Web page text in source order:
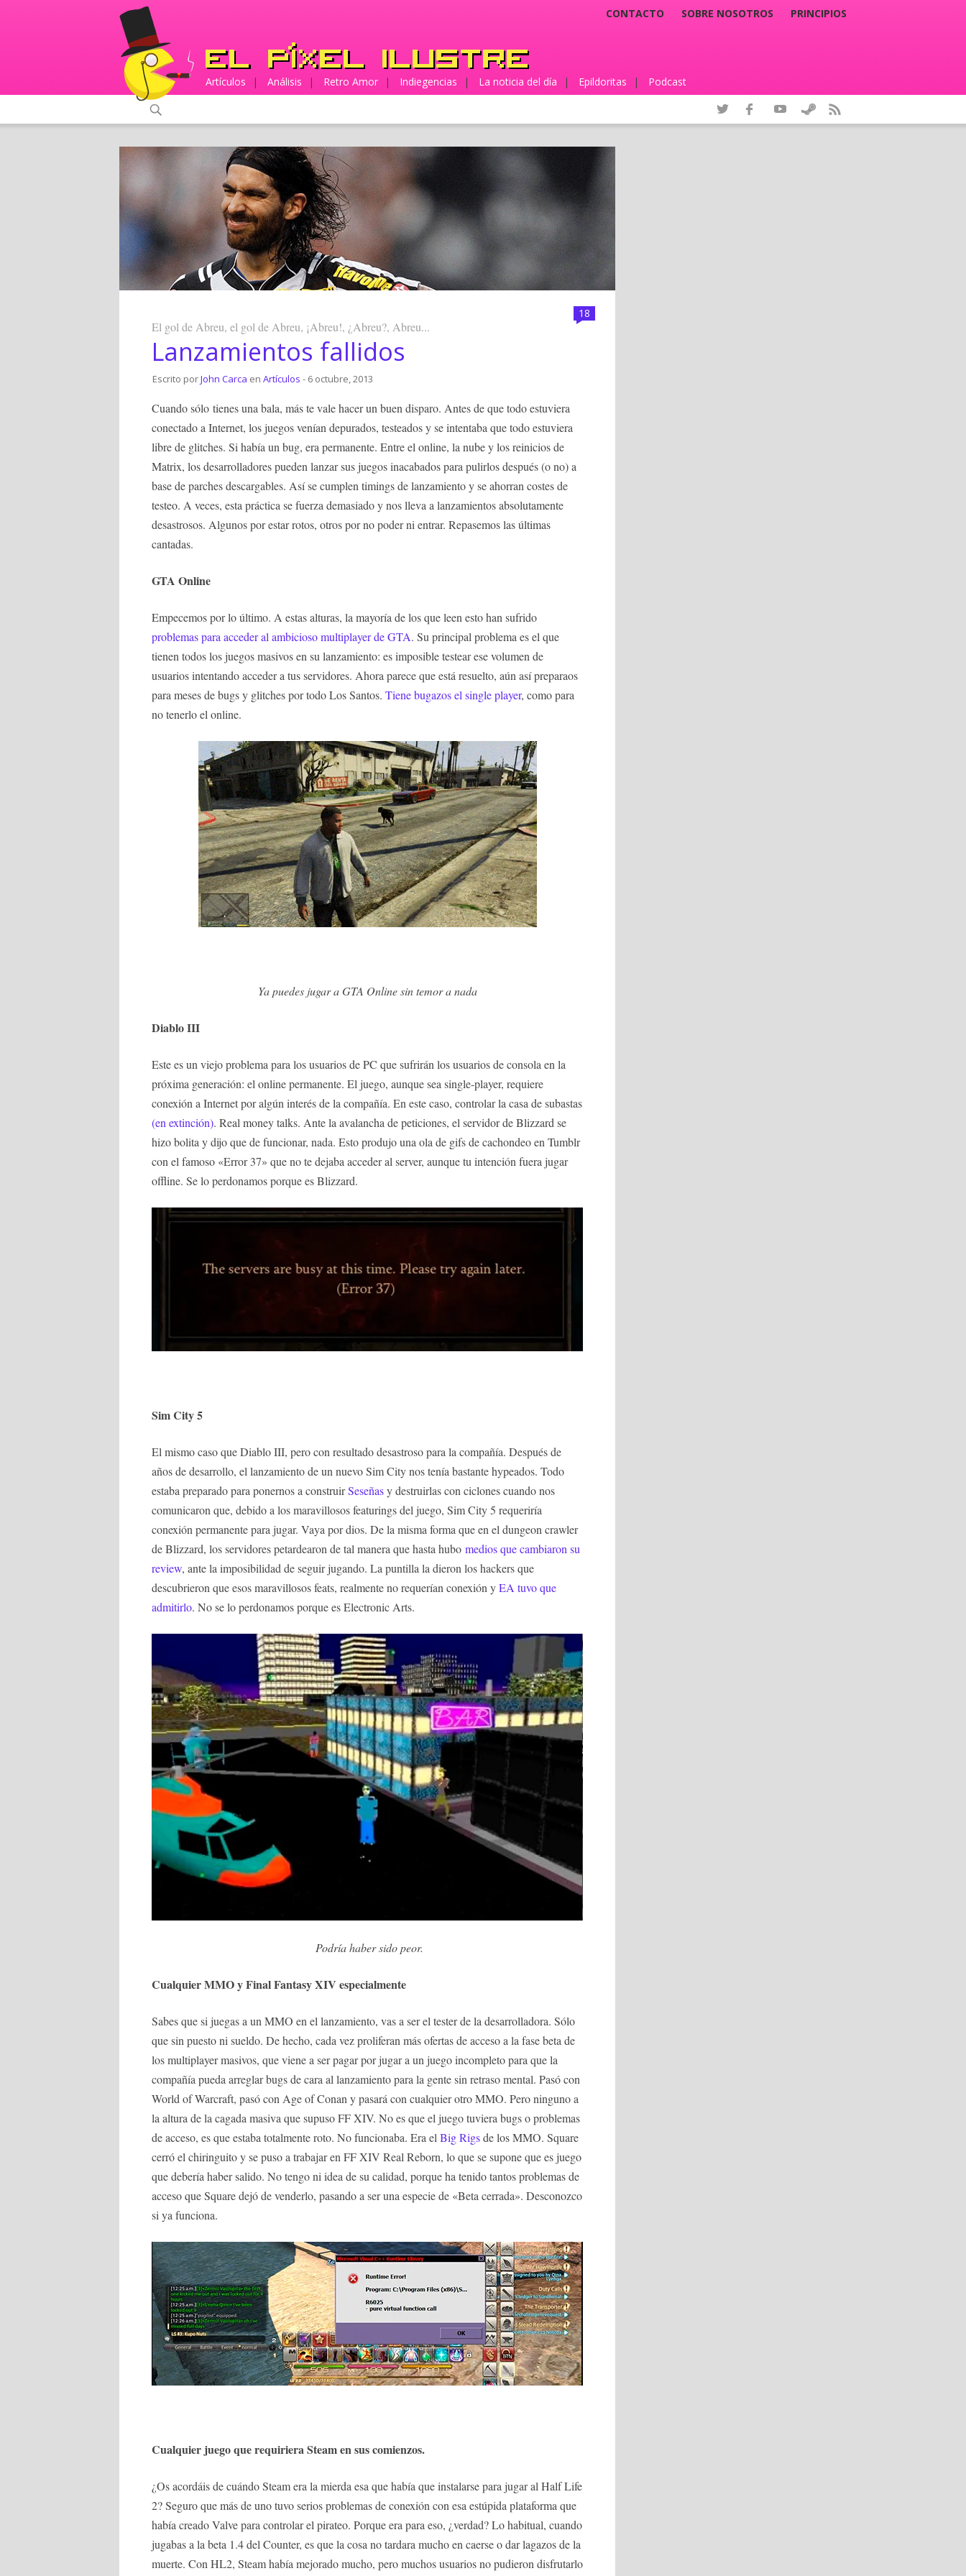
CONTACTO SOBRE NOSOTROS PRINCIPIOS
Artículos | Análisis | Retro Amor | Indiegencias | La noticia del día | Epildoritas | Podcast
18
El gol de Abreu, el gol de Abreu, ¡Abreu!, ¿Abreu?, Abreu...
Lanzamientos fallidos
Escrito porJohn Carca en Artículos - 6 octubre, 2013
Cuando sólo tienes una bala, más te vale hacer un buen disparo. Antes de que todo estuviera
conectado a Internet, los juegos venían depurados, testeados y se intentaba que todo estuviera
libre de glitches. Si había un bug, era permanente. Entre el online, la nube y los reinicios de
Matrix, los desarrolladores pueden lanzar sus juegos inacabados para pulirlos después (o no) a
base de parches descargables. Así se cumplen timings de lanzamiento y se ahorran costes de
testeo. A veces, esta práctica se fuerza demasiado y nos lleva a lanzamientos absolutamente
desastrosos. Algunos por estar rotos, otros por no poder ni entrar. Repasemos las últimas
cantadas.
GTA Online
Empecemos por lo último. A estas alturas, la mayoría de los que leen esto han sufrido
problemas para acceder al ambicioso multiplayer de GTA. Su principal problema es el que
tienen todos los juegos masivos en su lanzamiento: es imposible testear ese volumen de
usuarios intentando acceder a tus servidores. Ahora parece que está resuelto, aún así preparaos
para meses de bugs y glitches por todo Los Santos. Tiene bugazos el single player, como para
no tenerlo el online.
Ya puedes jugar a GTA Online sin temor a nada
Diablo III
Este es un viejo problema para los usuarios de PC que sufrirán los usuarios de consola en la
próxima generación: el online permanente. El juego, aunque sea single-player, requiere
conexión a Internet por algún interés de la compañía. En este caso, controlar la casa de subastas
(en extinción). Real money talks. Ante la avalancha de peticiones, el servidor de Blizzard se
hizo bolita y dijo que de funcionar, nada. Esto produjo una ola de gifs de cachondeo en Tumblr
con el famoso «Error 37» que no te dejaba acceder al server, aunque tu intención fuera jugar
offline. Se lo perdonamos porque es Blizzard.
Sim City 5
El mismo caso que Diablo III, pero con resultado desastroso para la compañía. Después de
años de desarrollo, el lanzamiento de un nuevo Sim City nos tenía bastante hypeados. Todo
estaba preparado para ponernos a construirSeseñasy destruirlas con ciclones cuando nos
comunicaron que, debido a los maravillosos featurings del juego, Sim City 5 requeriría
conexión permanente para jugar. Vaya por dios. De la misma forma que en el dungeon crawler
de Blizzard, los servidores petardearon de tal manera que hasta hubo medios que cambiaron su
review, ante la imposibilidad de seguir jugando. La puntilla la dieron los hackers que
descubrieron que esos maravillosos feats, realmente no requerían conexión yEA tuvo que
admitirlo. No se lo perdonamos porque es Electronic Arts.
Podría haber sido peor.
Cualquier MMO y Final Fantasy XIV especialmente
Sabes que si juegas a un MMO en el lanzamiento, vas a ser el tester de la desarrolladora. Sólo
que sin puesto ni sueldo. De hecho, cada vez proliferan más ofertas de acceso a la fase beta de
los multiplayer masivos, que viene a ser pagar por jugar a un juego incompleto para que la
compañía pueda arreglar bugs de cara al lanzamiento para la gente sin retraso mental. Pasó con
World of Warcraft, pasó con Age of Conan y pasará con cualquier otro MMO. Pero ninguno a
la altura de la cagada masiva que supuso FF XIV. No es que el juego tuviera bugs o problemas
de acceso, es que estaba totalmente roto. No funcionaba. Era elBig Rigsde los MMO. Square
cerró el chiringuito y se puso a trabajar en FF XIV Real Reborn, lo que se supone que es juego
que debería haber salido. No tengo ni idea de su calidad, porque ha tenido tantos problemas de
acceso que Square dejó de venderlo, pasando a ser una especie de «Beta cerrada». Desconozco
si ya funciona.
Cualquier juego que requiriera Steam en sus comienzos.
¿Os acordáis de cuándo Steam era la mierda esa que había que instalarse para jugar al Half Life
2? Seguro que más de uno tuvo serios problemas de conexión con esa estúpida plataforma que
había creado Valve para controlar el pirateo. Porque era para eso, ¿verdad? Lo habitual, cuando
jugabas a la beta 1.4 del Counter, es que la cosa no tardara mucho en caerse o dar lagazos de la
muerte. Con HL2, Steam había mejorado mucho, pero muchos usuarios no pudieron disfrutarlo